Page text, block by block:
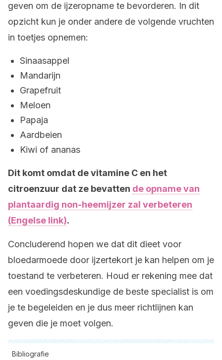
geven om de ijzeropname te bevorderen. In dit
opzicht kun je onder andere de volgende vruchten
in toetjes opnemen:
Sinaasappel
Mandarijn
Grapefruit
Meloen
Papaja
Aardbeien
Kiwi of ananas
Dit komt omdat de vitamine C en het
citroenzuur dat ze bevatten de opname van
plantaardig non-heemijzer zal verbeteren
(Engelse link).
Concluderend hopen we dat dit dieet voor
bloedarmoede door ijzertekort je kan helpen om je
toestand te verbeteren. Houd er rekening mee dat
een voedingsdeskundige de beste specialist is om
je te begeleiden en je dus meer richtlijnen kan
geven die je moet volgen.
Bibliografie